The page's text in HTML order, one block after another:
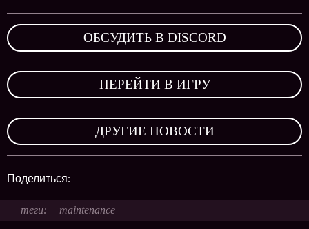
ОБСУДИТЬ В DISCORD
ПЕРЕЙТИ В ИГРУ
ДРУГИЕ НОВОСТИ
Поделиться:
maintenance